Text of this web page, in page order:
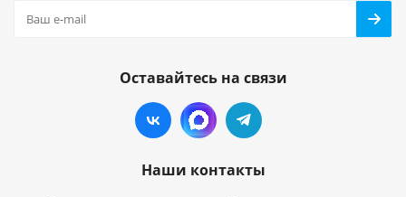
Оставайтесь на связи
Наши контакты